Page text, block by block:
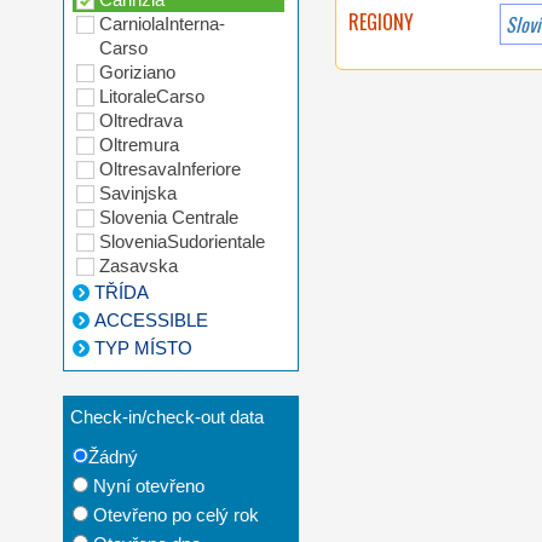
CarniolaInterna-
Carso
Goriziano
LitoraleCarso
Oltredrava
Oltremura
OltresavaInferiore
Savinjska
Slovenia Centrale
SloveniaSudorientale
Zasavska
TŘÍDA
ACCESSIBLE
TYP MÍSTO
Check-in/check-out data
Žádný
Nyní otevřeno
Otevřeno po celý rok
REGIONY